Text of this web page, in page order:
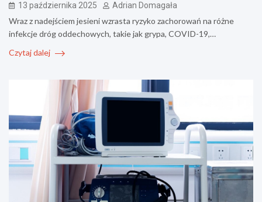
13 października 2025 Adrian Domagała
Wraz z nadejściem jesieni wzrasta ryzyko zachorowań na różne
infekcje dróg oddechowych, takie jak grypa, COVID-19,…
Czytaj dalej